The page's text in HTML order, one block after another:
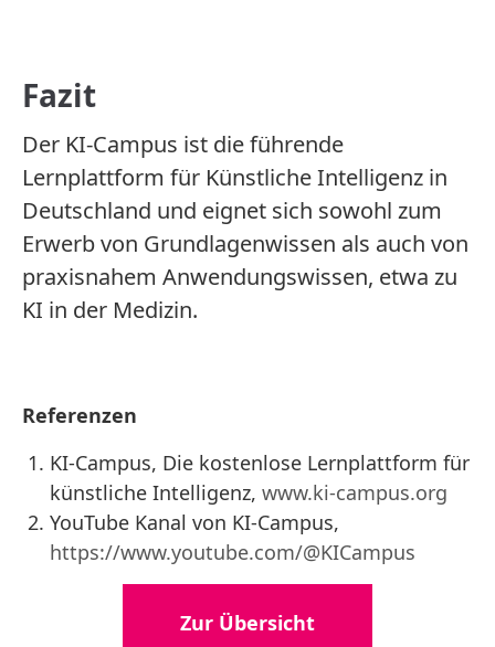
Fazit
Der KI-Campus ist die führende
Lernplattform für Künstliche Intelligenz in
Deutschland und eignet sich sowohl zum
Erwerb von Grundlagenwissen als auch von
praxisnahem Anwendungswissen, etwa zu
KI in der Medizin.
Referenzen
KI-Campus, Die kostenlose Lernplattform für
künstliche Intelligenz, www.ki-campus.org
YouTube Kanal von KI-Campus,
https://www.youtube.com/@KICampus
Zur Übersicht